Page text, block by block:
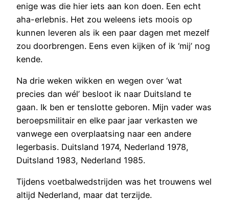
enige was die hier iets aan kon doen. Een echt
aha-erlebnis. Het zou weleens iets moois op
kunnen leveren als ik een paar dagen met mezelf
zou doorbrengen. Eens even kijken of ik ‘mij’ nog
kende.
Na drie weken wikken en wegen over ‘wat
precies dan wél’ besloot ik naar Duitsland te
gaan. Ik ben er tenslotte geboren. Mijn vader was
beroepsmilitair en elke paar jaar verkasten we
vanwege een overplaatsing naar een andere
legerbasis. Duitsland 1974, Nederland 1978,
Duitsland 1983, Nederland 1985.
Tijdens voetbalwedstrijden was het trouwens wel
altijd Nederland, maar dat terzijde.